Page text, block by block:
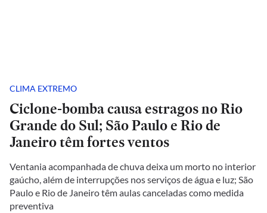
CLIMA EXTREMO
Ciclone-bomba causa estragos no Rio
Grande do Sul; São Paulo e Rio de
Janeiro têm fortes ventos
Ventania acompanhada de chuva deixa um morto no interior
gaúcho, além de interrupções nos serviços de água e luz; São
Paulo e Rio de Janeiro têm aulas canceladas como medida
preventiva